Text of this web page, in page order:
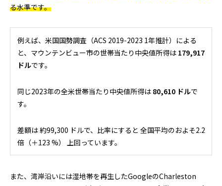
る水準です。
例えば、米国国勢調査（ACS 2019-2023 1年推計）による
と、マウンテンビュー市の世帯当たり中央値所得は 179,917
ドルです。
同じ2023年の全米世帯当たり中央値所得は 80,610 ドルで
す。
差額は 約99,300 ドルで、比率にすると 全国平均のおよそ2.2
倍（＋123 %） 上回っています。
また、湾岸沿いには湿地帯を再生したGoogleのCharleston